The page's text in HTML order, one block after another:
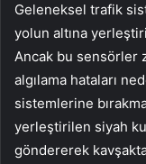
Geleneksel trafik
yolun altına
Ancak bu sensörler
algılama hataları
sistemlerine
yerleştirilen siyah
göndererek